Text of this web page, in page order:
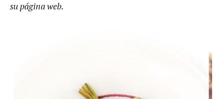
su página web.